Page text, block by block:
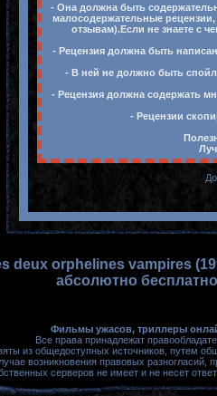
- Она должна быть
малосодержательные
отзывам).Если не знаете с
- Рецензия должна быть
- В ней не должно быть
- Рецензия должна содержать
- Рецензии
deux orphelines vampires
абсолютно
Фильмы ужасов, триллеры
Все права принадлежат
из общедоступных источников, путем
возникновения правовых
серверов не имеет и не несет